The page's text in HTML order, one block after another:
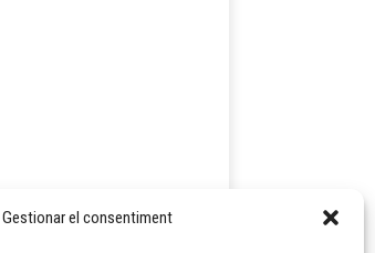
Gestionar el consentiment